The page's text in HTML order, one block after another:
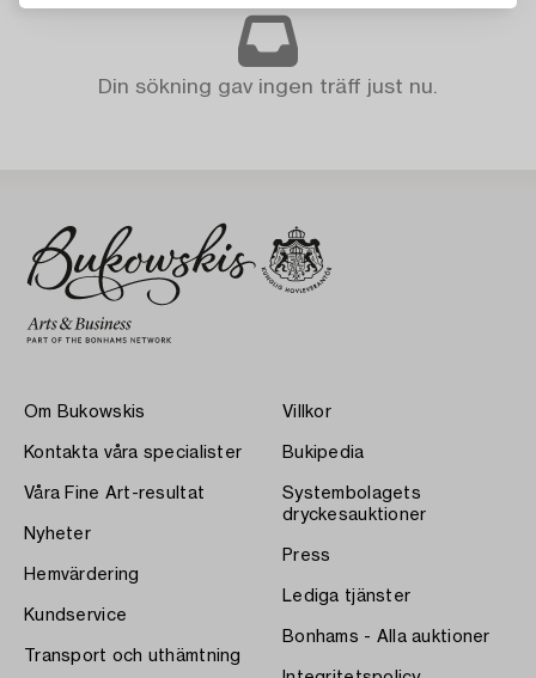
Din sökning gav ingen träff just nu.
Om Bukowskis
Kontakta våra specialister
Våra Fine Art-resultat
Nyheter
Hemvärdering
Kundservice
Transport och uthämtning
Villkor
Bukipedia
Systembolagets
dryckesauktioner
Press
Lediga tjänster
Bonhams - Alla auktioner